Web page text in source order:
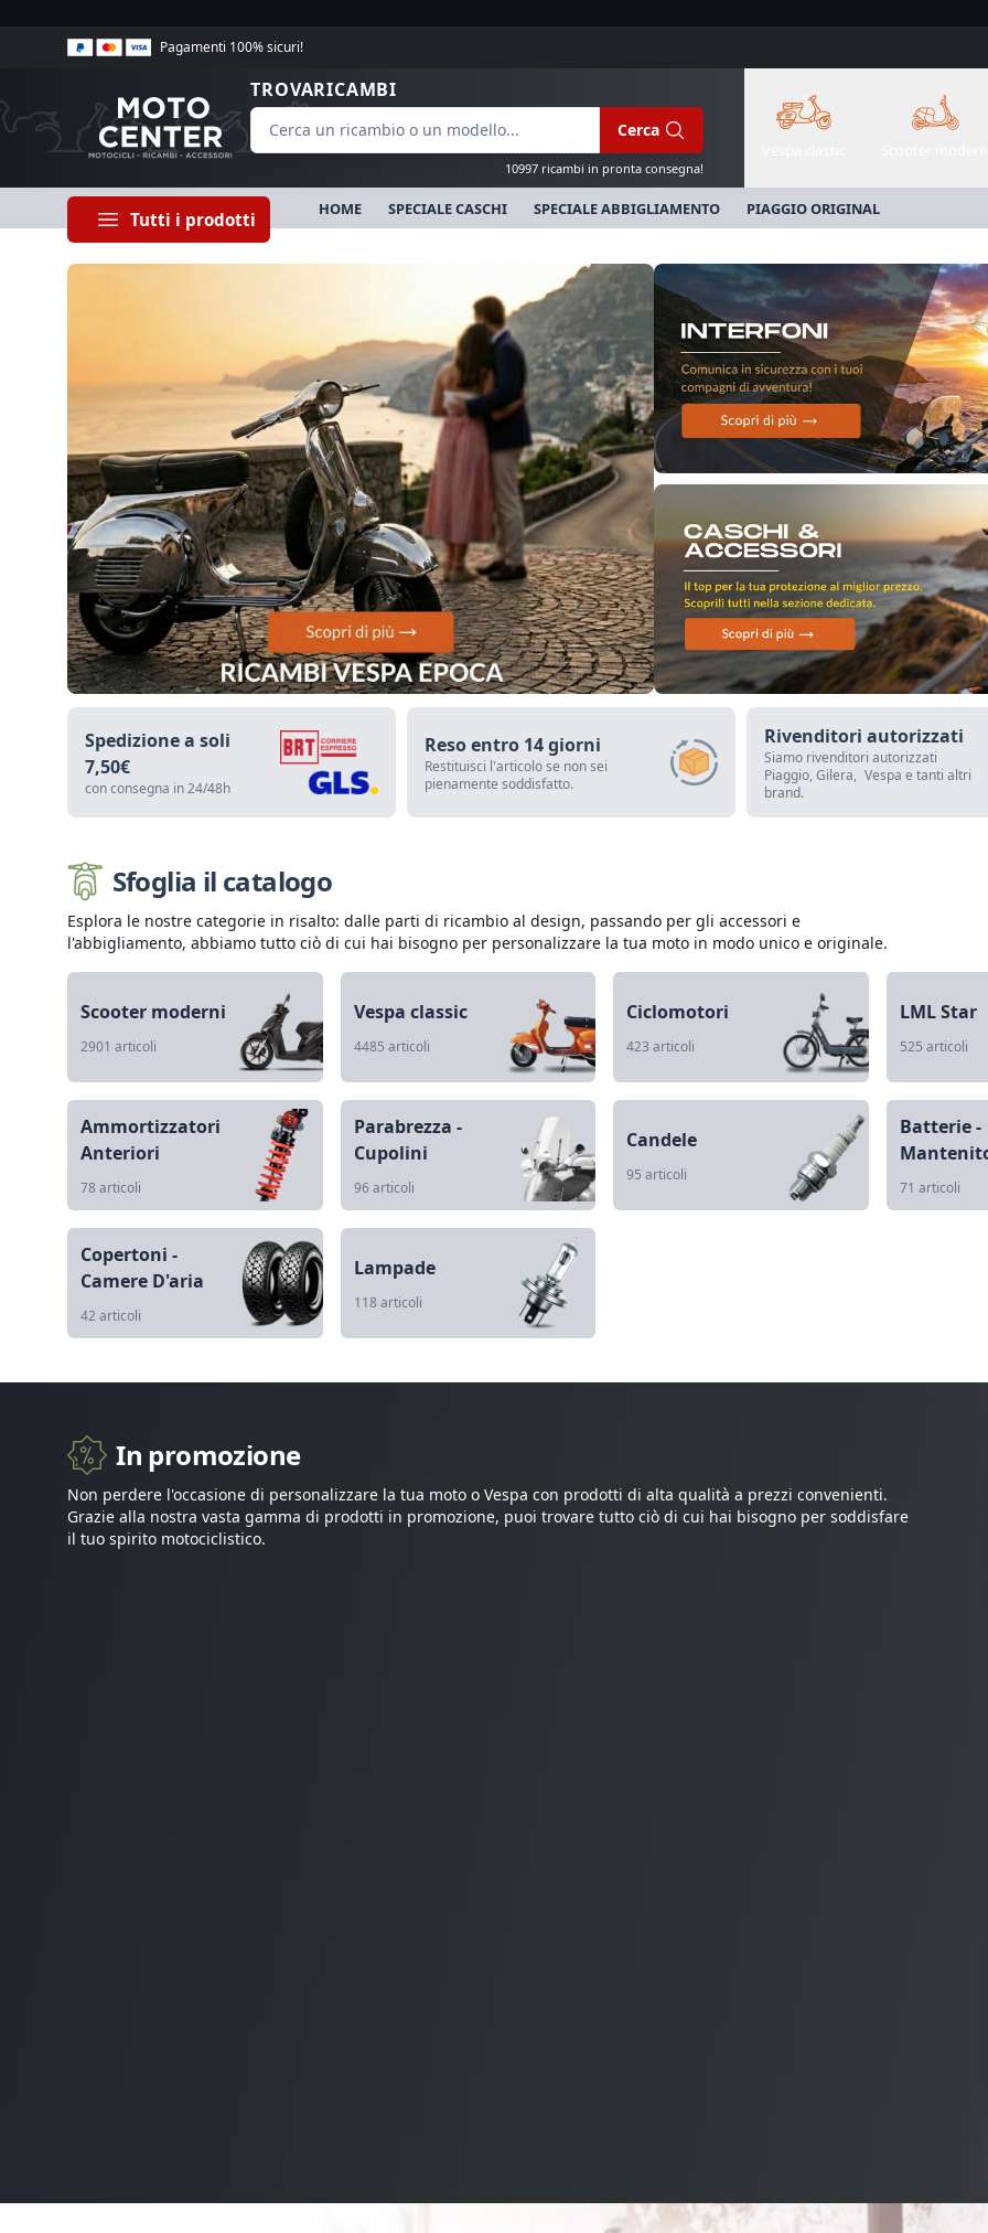
Pagamenti 100% sicuri!
TROVARICAMBI
Cerca
10997 ricambi in pronta consegna!
Tutti i prodotti
HOME SPECIALE CASCHI SPECIALE ABBIGLIAMENTO PIAGGIO ORIGINAL
Spedizione a soli
7,50€
con consegna in 24/48h
Reso entro 14 giorni
Restituisci l'articolo se non sei
pienamente soddisfatto.
Rivenditori autorizzati
Siamo rivenditori autorizzati
Piaggio, Gilera, Vespa e tanti altri
brand.
Sfoglia il catalogo
Esplora le nostre categorie in risalto: dalle parti di ricambio al design, passando per gli accessori e
l'abbigliamento, abbiamo tutto ciò di cui hai bisogno per personalizzare la tua moto in modo unico e originale.
Scooter moderni
2901 articoli
Vespa classic
4485 articoli
Ciclomotori
423 articoli
LML Star
525 articoli
Ammortizzatori
Anteriori
78 articoli
Parabrezza -
Cupolini
96 articoli
Candele
95 articoli
Batterie -
71 articoli
Copertoni -
Camere D'aria
42 articoli
Lampade
118 articoli
In promozione
Non perdere l'occasione di personalizzare la tua moto o Vespa con prodotti di alta qualità a prezzi convenienti.
Grazie alla nostra vasta gamma di prodotti in promozione, puoi trovare tutto ciò di cui hai bisogno per soddisfare
il tuo spirito motociclistico.